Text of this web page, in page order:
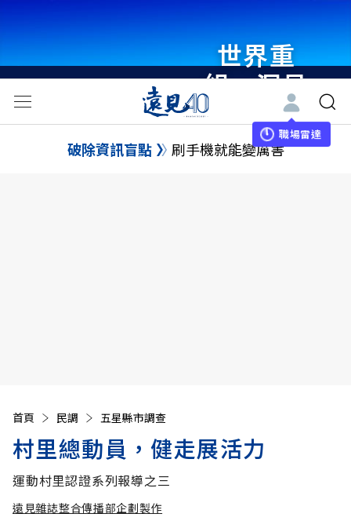
世界重
組・洞見
未來 與
世界領袖
職場雷達
破除資訊盲點 刷手機就能變厲害
首頁 民調 五星縣市調查
村里總動員，健走展活力
運動村里認證系列報導之三
遠見雜誌整合傳播部企劃製作